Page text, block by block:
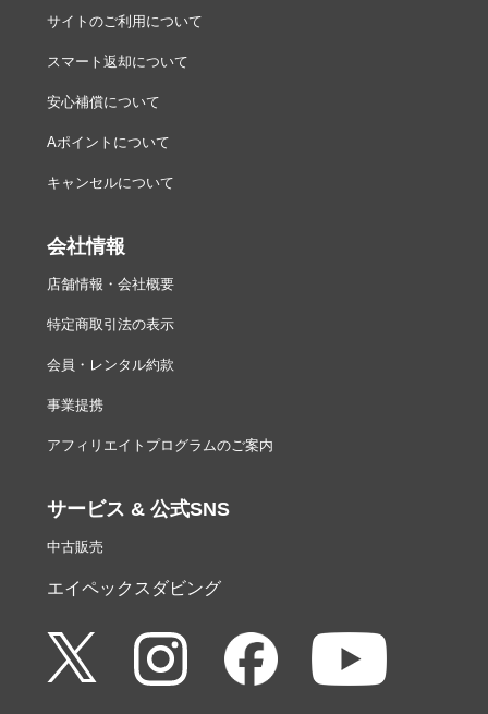
サイトのご利用について
スマート返却について
安心補償について
Aポイントについて
キャンセルについて
会社情報
店舗情報・会社概要
特定商取引法の表示
会員・レンタル約款
事業提携
アフィリエイトプログラムのご案内
サービス & 公式SNS
中古販売
エイペックスダビング